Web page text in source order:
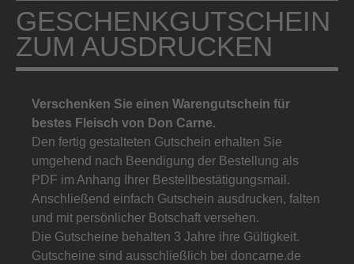
GESCHENKGUTSCHEIN
ZUM AUSDRUCKEN
Verschenken Sie einen Warengutschein für
bestes Fleisch von Don Carne.
Den fertig gestalteten Gutschein erhalten Sie
umgehend nach Beendigung der Bestellung als
PDF im Anhang Ihrer Bestellbestätigungsmail.
Anschließend einfach Gutschein ausdrucken, falten
und mit persönlicher Botschaft versehen.
Die Gutscheine behalten 3 Jahre ihre Gültigkeit.
Gutscheine sind ausschließlich bei doncarne.de